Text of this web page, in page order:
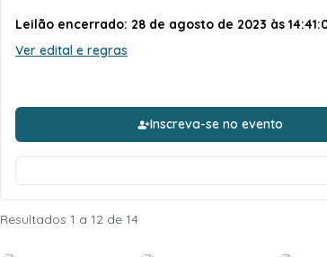
Leilão encerrado: 28 de agosto de 2023 às
Ver edital e regras
Inscreva-se no evento
Resultados 1 a 12 de 14